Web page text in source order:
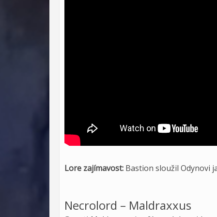
Lore zajímavost: Bastion sloužil Odynovi
Necrolord – Maldraxxus